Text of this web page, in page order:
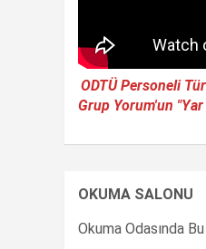
ODTÜ Personeli
Grup Yorum'un
OKUMA SALONU
Okuma Odasında